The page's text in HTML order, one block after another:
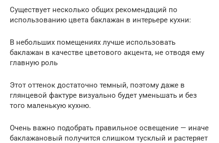
Существует несколько общих рекомендаций по
использованию цвета баклажан в интерьере кухни:
В небольших помещениях лучше использовать
баклажан в качестве цветового акцента, не отводя ему
главную роль
Этот оттенок достаточно темный, поэтому даже в
глянцевой фактуре визуально будет уменьшать и без
того маленькую кухню.
Очень важно подобрать правильное освещение — иначе
баклажановый получится слишком тусклый и растеряет